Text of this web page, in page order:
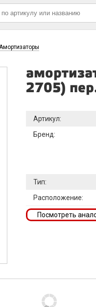
Амортизаторы
2705)
Артикул:
Бренд:
Тип:
Расположение:
Посмотреть